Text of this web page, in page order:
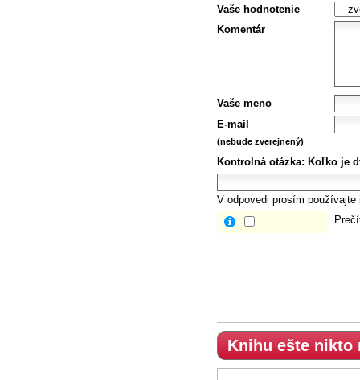
Vaše hodnotenie
Komentár
Vaše meno
E-mail
(nebude zverejnený)
Kontrolná otázka: Koľko je
V odpovedi prosím
Knihu ešte nikto